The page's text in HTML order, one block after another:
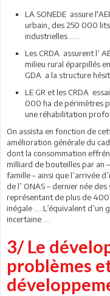
LA SONEDE assure
urbain, des 250 000
industrielles ……
Les CRDA assurent l’
milieu rural éparpillés
GDA a la structure
LE GR et les CRDA
000 ha de périmètres
une réhabilitation
On assista en fonction de
amélioration générale du
dont la consommation
milliard de bouteilles par an
famille – ainsi que l’arrivée
de l’ ONAS – dernier née
représentant de plus de 400
inégale …..L’équivalent
incertaine ….
3/ Le
problèmes